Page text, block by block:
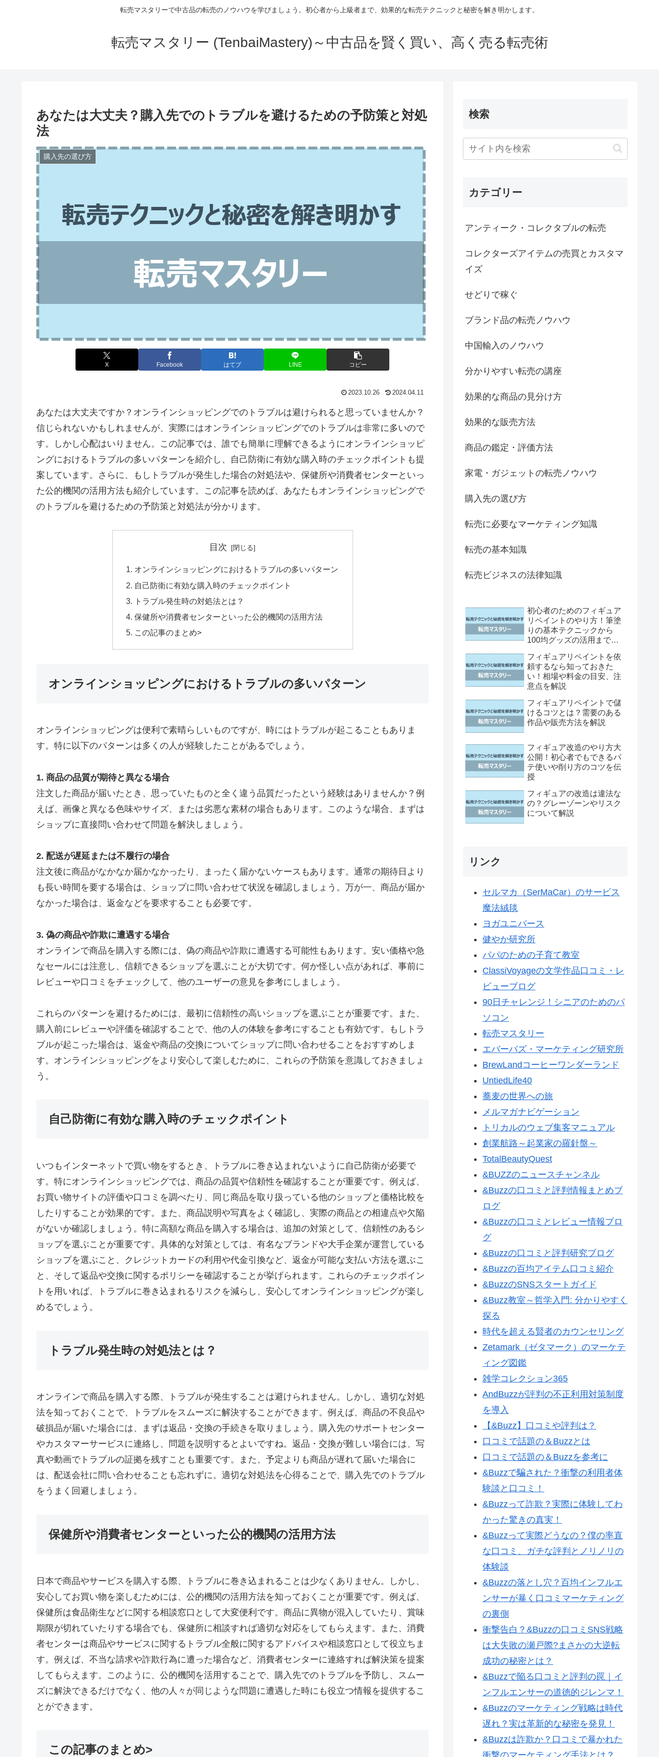
転売マスタリーで中古品の転売のノウハウを学びましょう。初心者から上級者まで、効果的な転売テクニックと秘密を解き明かします。
転売マスタリー (TenbaiMastery)～中古品を賢く買い、高く売る転売術
あなたは大丈夫？購入先でのトラブルを避けるための予防策と対処
法
購入先の選び方
X Facebook はてブ LINE コピー
2023.10.26 2024.04.11
あなたは大丈夫ですか？オンラインショッピングでのトラブルは避けられると思っていませんか？
信じられないかもしれませんが、実際にはオンラインショッピングでのトラブルは非常に多いので
す。しかし心配はいりません。この記事では、誰でも簡単に理解できるようにオンラインショッピ
ングにおけるトラブルの多いパターンを紹介し、自己防衛に有効な購入時のチェックポイントも提
案しています。さらに、もしトラブルが発生した場合の対処法や、保健所や消費者センターといっ
た公的機関の活用方法も紹介しています。この記事を読めば、あなたもオンラインショッピングで
のトラブルを避けるための予防策と対処法が分かります。
目次
オンラインショッピングにおけるトラブルの多いパターン
自己防衛に有効な購入時のチェックポイント
トラブル発生時の対処法とは？
保健所や消費者センターといった公的機関の活用方法
この記事のまとめ>
オンラインショッピングにおけるトラブルの多いパターン
オンラインショッピングは便利で素晴らしいものですが、時にはトラブルが起こることもありま
す。特に以下のパターンは多くの人が経験したことがあるでしょう。
1. 商品の品質が期待と異なる場合
注文した商品が届いたとき、思っていたものと全く違う品質だったという経験はありませんか？例
えば、画像と異なる色味やサイズ、または劣悪な素材の場合もあります。このような場合、まずは
ショップに直接問い合わせて問題を解決しましょう。
2. 配送が遅延または不履行の場合
注文後に商品がなかなか届かなかったり、まったく届かないケースもあります。通常の期待日より
も長い時間を要する場合は、ショップに問い合わせて状況を確認しましょう。万が一、商品が届か
なかった場合は、返金などを要求することも必要です。
3. 偽の商品や詐欺に遭遇する場合
オンラインで商品を購入する際には、偽の商品や詐欺に遭遇する可能性もあります。安い価格や急
なセールには注意し、信頼できるショップを選ぶことが大切です。何か怪しい点があれば、事前に
レビューや口コミをチェックして、他のユーザーの意見を参考にしましょう。
これらのパターンを避けるためには、最初に信頼性の高いショップを選ぶことが重要です。また、
購入前にレビューや評価を確認することで、他の人の体験を参考にすることも有効です。もしトラ
ブルが起こった場合は、返金や商品の交換についてショップに問い合わせることをおすすめしま
す。オンラインショッピングをより安心して楽しむために、これらの予防策を意識しておきましょ
う。
自己防衛に有効な購入時のチェックポイント
いつもインターネットで買い物をするとき、トラブルに巻き込まれないように自己防衛が必要で
す。特にオンラインショッピングでは、商品の品質や信頼性を確認することが重要です。例えば、
お買い物サイトの評価や口コミを調べたり、同じ商品を取り扱っている他のショップと価格比較を
したりすることが効果的です。また、商品説明や写真をよく確認し、実際の商品との相違点や欠陥
がないか確認しましょう。特に高額な商品を購入する場合は、追加の対策として、信頼性のあるシ
ョップを選ぶことが重要です。具体的な対策としては、有名なブランドや大手企業が運営している
ショップを選ぶこと、クレジットカードの利用や代金引換など、返金が可能な支払い方法を選ぶこ
と、そして返品や交換に関するポリシーを確認することが挙げられます。これらのチェックポイン
トを用いれば、トラブルに巻き込まれるリスクを減らし、安心してオンラインショッピングが楽し
めるでしょう。
トラブル発生時の対処法とは？
オンラインで商品を購入する際、トラブルが発生することは避けられません。しかし、適切な対処
法を知っておくことで、トラブルをスムーズに解決することができます。例えば、商品の不良品や
破損品が届いた場合には、まずは返品・交換の手続きを取りましょう。購入先のサポートセンター
やカスタマーサービスに連絡し、問題を説明するとよいですね。返品・交換が難しい場合には、写
真や動画でトラブルの証拠を残すことも重要です。また、予定よりも商品が遅れて届いた場合に
は、配送会社に問い合わせることも忘れずに。適切な対処法を心得ることで、購入先でのトラブル
をうまく回避しましょう。
保健所や消費者センターといった公的機関の活用方法
日本で商品やサービスを購入する際、トラブルに巻き込まれることは少なくありません。しかし、
安心してお買い物を楽しむためには、公的機関の活用方法を知っておくことが重要です。例えば、
保健所は食品衛生などに関する相談窓口として大変便利です。商品に異物が混入していたり、賞味
期限が切れていたりする場合でも、保健所に相談すれば適切な対応をしてもらえます。また、消費
者センターは商品やサービスに関するトラブル全般に関するアドバイスや相談窓口として役立ちま
す。例えば、不当な請求や詐欺行為に遭った場合など、消費者センターに連絡すれば解決策を提案
してもらえます。このように、公的機関を活用することで、購入先でのトラブルを予防し、スムー
ズに解決できるだけでなく、他の人々が同じような問題に遭遇した時にも役立つ情報を提供するこ
とができます。
この記事のまとめ>
検索
カテゴリー
アンティーク・コレクタブルの転売
コレクターズアイテムの売買とカスタマ
イズ
せどりで稼ぐ
ブランド品の転売ノウハウ
中国輸入のノウハウ
分かりやすい転売の講座
効果的な商品の見分け方
効果的な販売方法
商品の鑑定・評価方法
家電・ガジェットの転売ノウハウ
購入先の選び方
転売に必要なマーケティング知識
転売の基本知識
転売ビジネスの法律知識
初心者のためのフィギュア
リペイントのやり方！筆塗
りの基本テクニックから
100均グッズの活用まで徹
フィギュアリペイントを依
頼するなら知っておきた
い！相場や料金の目安、注
意点を解説
フィギュアリペイントで儲
けるコツとは？需要のある
作品や販売方法を解説
フィギュア改造のやり方大
公開！初心者でもできるパ
テ使いや削り方のコツを伝
授
フィギュアの改造は違法な
の？グレーゾーンやリスク
について解説
リンク
セルマカ（SerMaCar）のサービス
魔法絨毯
ヨガユニバース
健やか研究所
パパのための子育て教室
ClassiVoyageの文学作品口コミ・レ
ビューブログ
90日チャレンジ！シニアのためのパ
ソコン
転売マスタリー
エバーバズ・マーケティング研究所
BrewLandコーヒーワンダーランド
UntiedLife40
蕎麦の世界への旅
メルマガナビゲーション
トリカルのウェブ集客マニュアル
創業航路～起業家の羅針盤～
TotalBeautyQuest
&BUZZのニュースチャンネル
&Buzzの口コミと評判情報まとめブ
ログ
&Buzzの口コミとレビュー情報ブロ
グ
&Buzzの口コミと評判研究ブログ
&Buzzの百均アイテム口コミ紹介
&BuzzのSNSスタートガイド
&Buzz教室～哲学入門: 分かりやすく
探る
時代を超える賢者のカウンセリング
Zetamark（ゼタマーク）のマーケテ
ィング図鑑
雑学コレクション365
AndBuzzが評判の不正利用対策制度
を導入
【&Buzz】口コミや評判は？
口コミで話題の＆Buzzとは
口コミで話題の＆Buzzを参考に
&Buzzで騙された？衝撃の利用者体
験談と口コミ！
&Buzzって詐欺？実際に体験してわ
かった驚きの真実！
&Buzzって実際どうなの？僕の率直
な口コミ、ガチな評判とノリノリの
体験談
&Buzzの落とし穴？百均インフルエ
ンサーが暴く口コミマーケティング
の裏側
衝撃告白？&Buzzの口コミSNS戦略
は大失敗の瀬戸際?まさかの大逆転
成功の秘密とは？
&Buzzで陥る口コミと評判の罠｜イ
ンフルエンサーの道徳的ジレンマ！
&Buzzのマーケティング戦略は時代
遅れ？実は革新的な秘密を発見！
&Buzzは詐欺か？口コミで暴かれた